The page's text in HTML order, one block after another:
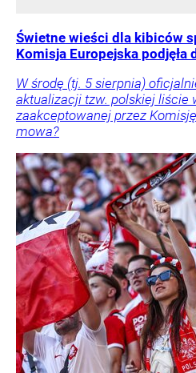
Świetne wieści dla kibiców
Komisja Europejska podjęła
W środę (tj. 5 sierpnia)
aktualizacji tzw. polskiej liście
zaakceptowanej przez
mowa?